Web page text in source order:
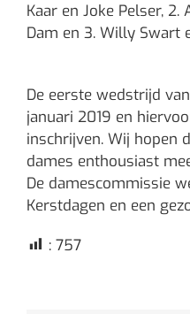
Kaar en Joke Pelser, 2.
Dam en 3. Willy Swart
De eerste wedstrijd
januari 2019 en
inschrijven. Wij hopen
dames enthousiast
De damescommissie
Kerstdagen en een
: 757